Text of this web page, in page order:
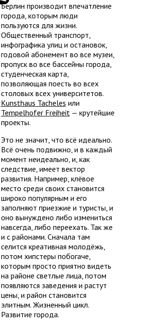
Берлин производит впечатление
города, которым люди
пользуются для жизни.
Общественный транспорт,
инфографика улиц и остановок,
годовой абонемент во все музеи,
пропуск во все бассейны города,
студенческая карта,
позволяющая поесть во всех
столовых всех университетов.
Kunsthaus Tacheles или
Tempelhofer Freiheit — крутейшие
проекты.
Это не значит, что всё идеально.
Всё очень подвижно, и в каждый
момент неидеально, и, как
следствие, имеет вектор
развития. Например, клёвое
место среди своих становится
широко популярным и его
заполняют приезжие и туристы, и
оно вынуждено либо измениться
навсегда, либо переехать. Так же
и с районами. Сначала там
селится креативная молодёжь,
потом хипстеры побогаче,
которым просто приятно видеть
на районе светлые лица, потом
появляются заведения и растут
цены, и район становится
элитным. Жизненный цикл.
Развитие города.